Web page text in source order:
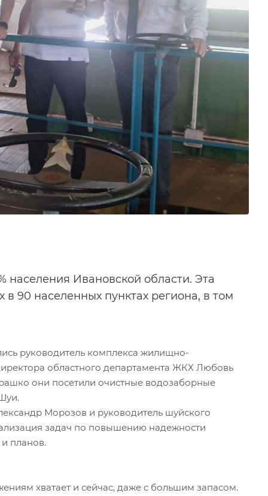
населения Ивановской области. Эта
90 населенных пунктах региона, в том
руководитель комплекса жилищно-
областного департамента ЖКХ Любовь
они посетили очистные водозаборные
Морозов и руководитель шуйского
задач по повышению надежности
планов.
хватает и сейчас, даже с большим запасом.